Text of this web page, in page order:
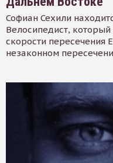
Софиан Сехили
Велосипедист,
скорости пересечения
незаконном